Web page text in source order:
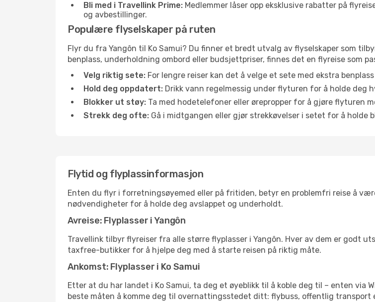
Bli med i Travellink Prime: Medlemmer låser opp eksklusive rabatter på
og avbestillinger.
Populære flyselskaper på ruten
Flyr du fra Yangôn til Ko Samui? Du finner et bredt utvalg av flyselskaper som
benplass, underholdning ombord eller budsjettpriser, finnes det en flyreise som
Velg riktig sete: For lengre reiser kan det å velge et sete med ekstra
Hold deg oppdatert: Drikk vann regelmessig under flyturen for å holde deg
Blokker ut støy: Ta med hodetelefoner eller ørepropper for å gjøre flyturen
Strekk deg ofte: Gå i midtgangen eller gjør strekkøvelser i setet for å holde
Flytid og flyplassinformasjon
Enten du flyr i forretningsøyemed eller på fritiden, betyr en problemfri reise å
nødvendigheter for å holde deg avslappet og underholdt.
Avreise: Flyplasser i Yangôn
Travellink tilbyr flyreiser fra alle større flyplasser i Yangôn. Hver av dem er godt
taxfree-butikker for å hjelpe deg med å starte reisen på riktig måte.
Ankomst: Flyplasser i Ko Samui
Etter at du har landet i Ko Samui, ta deg et øyeblikk til å koble deg til – enten via
beste måten å komme deg til overnattingsstedet ditt: flybuss, offentlig transport